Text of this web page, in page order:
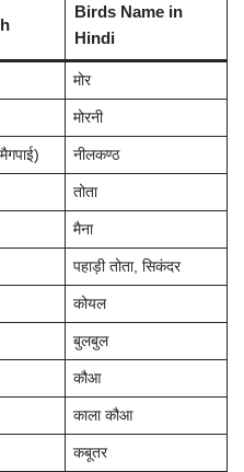
Birds Name in
Hindi
मोर
मोरनी
नीलकण्ठ
तोता
मैना
पहाड़ी तोता, सिकंदर
कोयल
बुलबुल
कौआ
काला कौआ
कबूतर